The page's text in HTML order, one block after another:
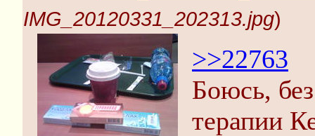
IMG_20120331_202313.jpg)
>>22763
Боюсь,
терапии